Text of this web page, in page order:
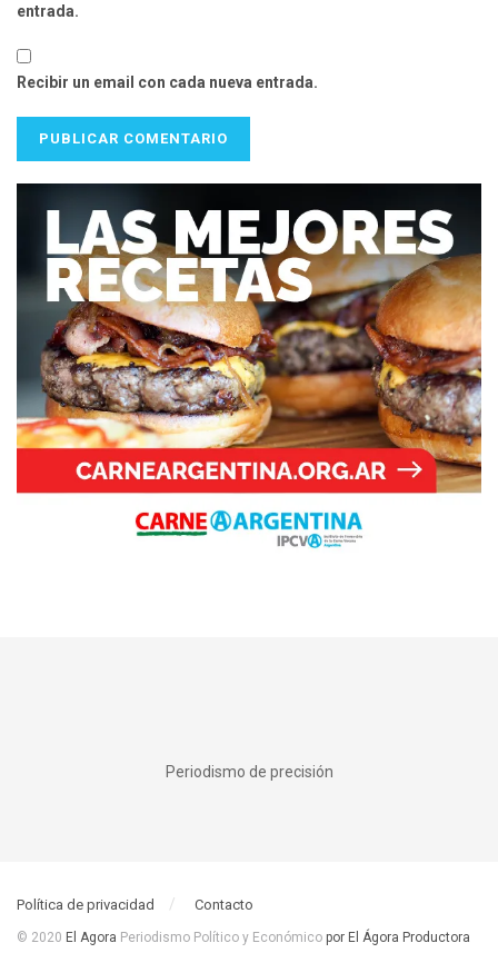
entrada.
Recibir un email con cada nueva entrada.
Periodismo de precisión
Política de privacidad Contacto
© 2020 El Agora Periodismo Político y Económico por El Ágora Productora